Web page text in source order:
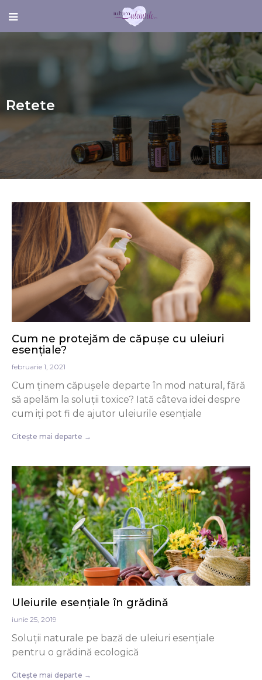
Retete
Cum ne protejăm de căpușe cu uleiuri
esențiale?
februarie 1, 2021
Cum ținem căpușele departe în mod natural, fără
să apelăm la soluții toxice? Iată câteva idei despre
cum iți pot fi de ajutor uleiurile esențiale
Citește mai departe →
Uleiurile esențiale în grădină
iunie 25, 2019
Soluții naturale pe bază de uleiuri esențiale
pentru o grădină ecologică
Citește mai departe →